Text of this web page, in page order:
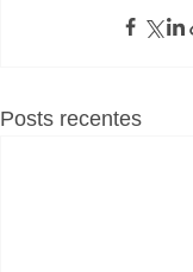
Posts recentes